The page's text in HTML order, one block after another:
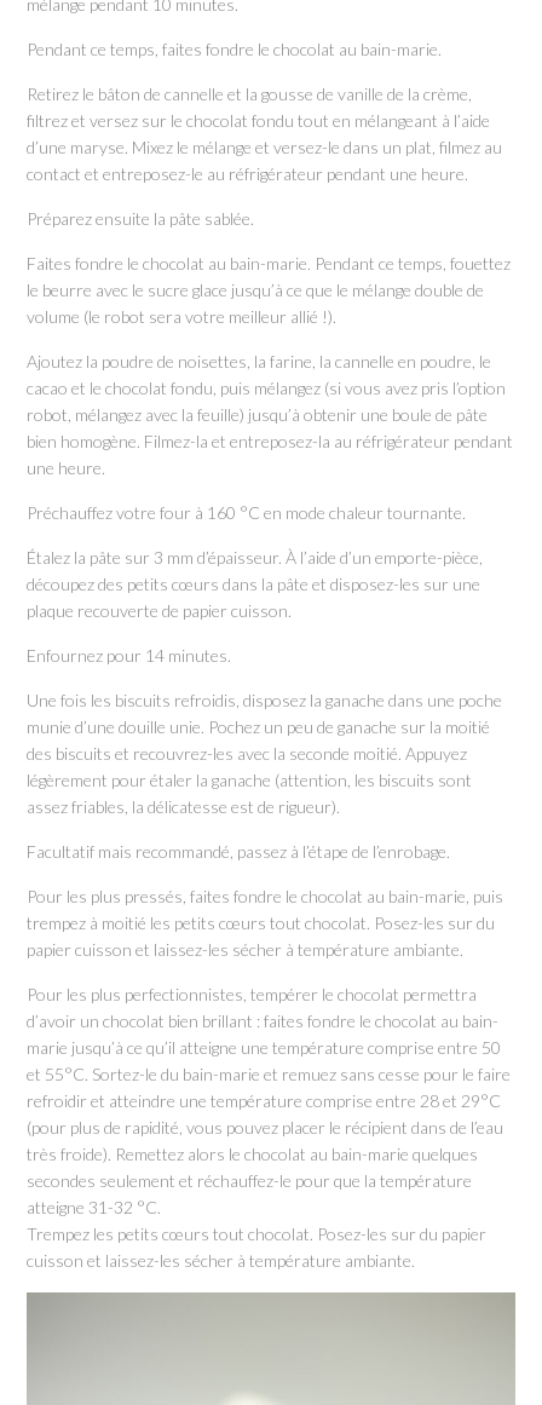
mélange pendant 10 minutes.
Pendant ce temps, faites fondre le chocolat au bain-marie.
Retirez le bâton de cannelle et la gousse de vanille de la crème,
filtrez et versez sur le chocolat fondu tout en mélangeant à l’aide
d’une maryse. Mixez le mélange et versez-le dans un plat, filmez au
contact et entreposez-le au réfrigérateur pendant une heure.
Préparez ensuite la pâte sablée.
Faites fondre le chocolat au bain-marie. Pendant ce temps, fouettez
le beurre avec le sucre glace jusqu’à ce que le mélange double de
volume (le robot sera votre meilleur allié !).
Ajoutez la poudre de noisettes, la farine, la cannelle en poudre, le
cacao et le chocolat fondu, puis mélangez (si vous avez pris l’option
robot, mélangez avec la feuille) jusqu’à obtenir une boule de pâte
bien homogène. Filmez-la et entreposez-la au réfrigérateur pendant
une heure.
Préchauffez votre four à 160 °C en mode chaleur tournante.
Étalez la pâte sur 3 mm d’épaisseur. À l’aide d’un emporte-pièce,
découpez des petits cœurs dans la pâte et disposez-les sur une
plaque recouverte de papier cuisson.
Enfournez pour 14 minutes.
Une fois les biscuits refroidis, disposez la ganache dans une poche
munie d’une douille unie. Pochez un peu de ganache sur la moitié
des biscuits et recouvrez-les avec la seconde moitié. Appuyez
légèrement pour étaler la ganache (attention, les biscuits sont
assez friables, la délicatesse est de rigueur).
Facultatif mais recommandé, passez à l’étape de l’enrobage.
Pour les plus pressés, faites fondre le chocolat au bain-marie, puis
trempez à moitié les petits cœurs tout chocolat. Posez-les sur du
papier cuisson et laissez-les sécher à température ambiante.
Pour les plus perfectionnistes, tempérer le chocolat permettra
d’avoir un chocolat bien brillant : faites fondre le chocolat au bain-
marie jusqu’à ce qu’il atteigne une température comprise entre 50
et 55°C. Sortez-le du bain-marie et remuez sans cesse pour le faire
refroidir et atteindre une température comprise entre 28 et 29°C
(pour plus de rapidité, vous pouvez placer le récipient dans de l’eau
très froide). Remettez alors le chocolat au bain-marie quelques
secondes seulement et réchauffez-le pour que la température
atteigne 31-32 °C.
Trempez les petits cœurs tout chocolat. Posez-les sur du papier
cuisson et laissez-les sécher à température ambiante.